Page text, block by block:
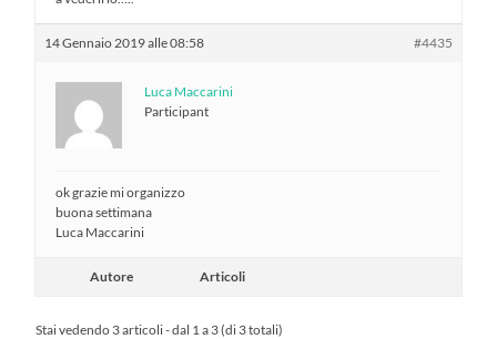
14 Gennaio 2019 alle 08:58 #4435
Luca Maccarini
Participant
ok grazie mi organizzo
buona settimana
Luca Maccarini
Autore Articoli
Stai vedendo 3 articoli - dal 1 a 3 (di 3 totali)